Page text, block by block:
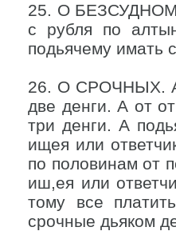
25. О БЕЗСУДНОМ
с рубля по
подьячему имать
26. О СРОЧНЫХ. А
две денги. А от
три денги. А
ищея или
по половинам от
иш,ея или
тому все
срочные дьяком